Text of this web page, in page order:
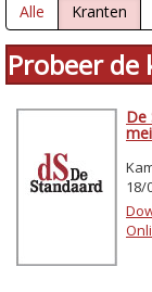
Alle Kranten
Probeer
De
18/